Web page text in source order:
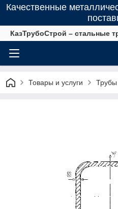
Качественные
КазТрубоСтрой – стальные
Товары и услуги